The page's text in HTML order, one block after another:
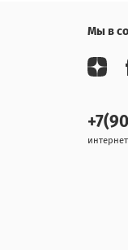
Мы в